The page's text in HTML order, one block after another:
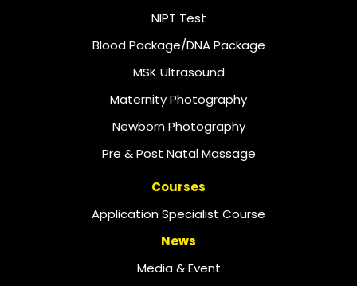
NIPT Test
Blood Package/DNA Package
MSK Ultrasound
Maternity Photography
Newborn Photography
Pre & Post Natal Massage
Courses
Application Specialist Course
News
Media & Event